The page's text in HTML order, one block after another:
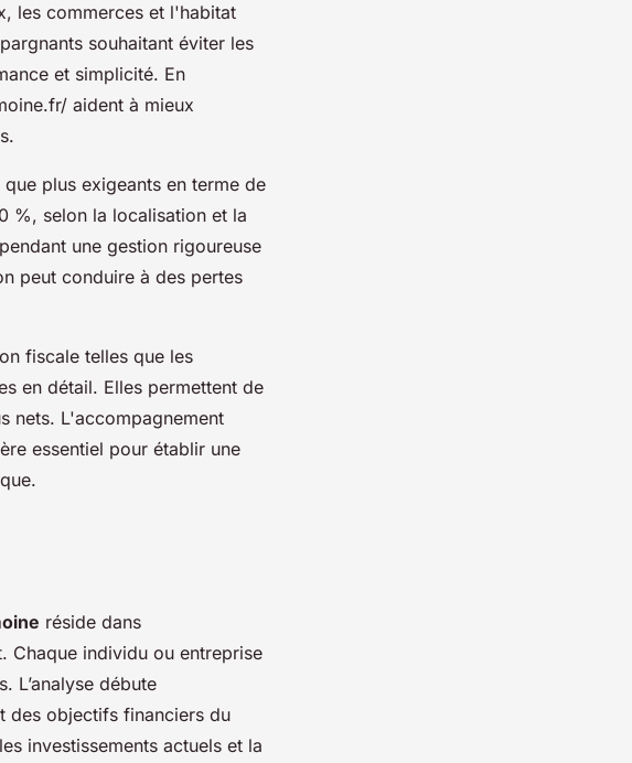
les commerces et l'habitat
souhaitant éviter les
et simplicité. En
aident à mieux
plus exigeants en terme de
%, selon la localisation et la
une gestion rigoureuse
peut conduire à des pertes
fiscale telles que les
en détail. Elles permettent de
nets. L'accompagnement
essentiel pour établir une
réside dans
Chaque individu ou entreprise
L’analyse débute
des objectifs financiers du
investissements actuels et la